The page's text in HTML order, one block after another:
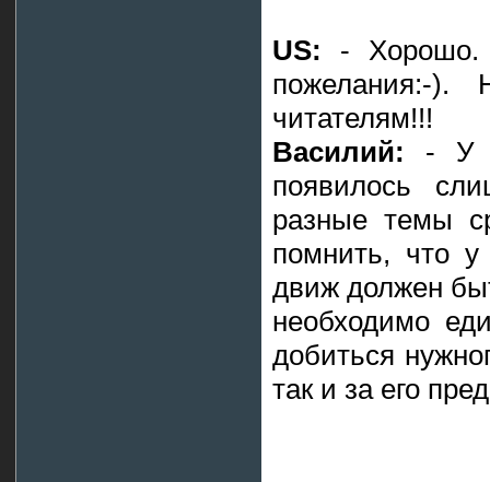
US: - Хорошо.
пожелания:-).
читателям!!!
Василий: - У
появилось
разные темы
помнить, что
движ должен
необходимо
добиться
так и за его